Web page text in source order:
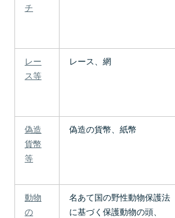
チ
レー
ス等
レース、網
偽造
貨幣
等
偽造の貨幣、紙幣
動物
の
名あて国の野性動物保護法
に基づく保護動物の頭、